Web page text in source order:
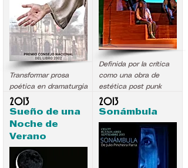
.
Transformar prosa
poética en dramaturgia
2013
Sueño de una
Noche de
Verano
.
Definida por la crítica
como una obra de
estética post punk
2013
Sonámbula